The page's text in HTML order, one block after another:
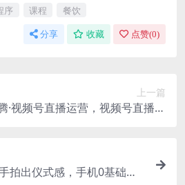
序 课程 餐饮
分享 收藏 点赞(0)
上一篇
·视频号直播运营，​视频号直播推
拍出仪式感，​手机0基础拍